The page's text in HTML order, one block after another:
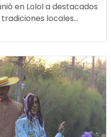
en Lolol a destacados
locales...